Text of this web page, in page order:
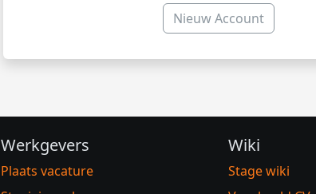
Nieuw Account
Werkgevers
Plaats vacature
Wiki
Stage wiki